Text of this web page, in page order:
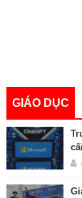
GIÁO DỤC